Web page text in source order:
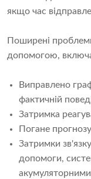
якщо час
Поширені
допомогою,
Виправлено
фактичній
Затримка
Погане
Затримки
допомоги,